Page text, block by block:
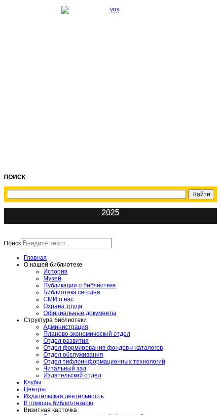
ПОИСК
2025
Поиск
Главная
О нашей библиотеке
История
Музей
Публикации о библиотеке
Библиотека сегодня
СМИ о нас
Охрана труда
Официальные документы
Структура библиотеки
Администрация
Планово-экономический отдел
Отдел развития
Отдел формирования фондов и каталогов
Отдел обслуживания
Отдел тифлоинформационных технологий
Читальный зал
Издательский отдел
Клубы
Центры
Издательская деятельность
В помощь библиотекарю
Визитная карточка